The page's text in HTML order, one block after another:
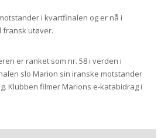
i kvartfinalen og er nå i
fransk utøver.
er ranket som nr. 58 i verden i
slo Marion sin iranske motstander
Klubben filmer Marions e-katabidrag i